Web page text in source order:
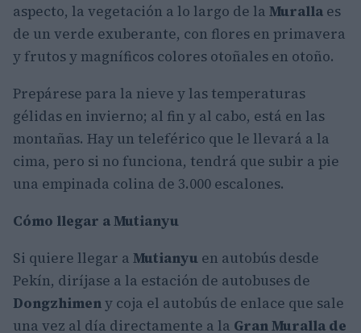
aspecto, la vegetación a lo largo de la Muralla es
de un verde exuberante, con flores en primavera
y frutos y magníficos colores otoñales en otoño.
Prepárese para la nieve y las temperaturas
gélidas en invierno; al fin y al cabo, está en las
montañas. Hay un teleférico que le llevará a la
cima, pero si no funciona, tendrá que subir a pie
una empinada colina de 3.000 escalones.
Cómo llegar a Mutianyu
Si quiere llegar a Mutianyu en autobús desde
Pekín, diríjase a la estación de autobuses de
Dongzhimeny coja el autobús de enlace que sale
una vez al día directamente a la Gran Muralla de